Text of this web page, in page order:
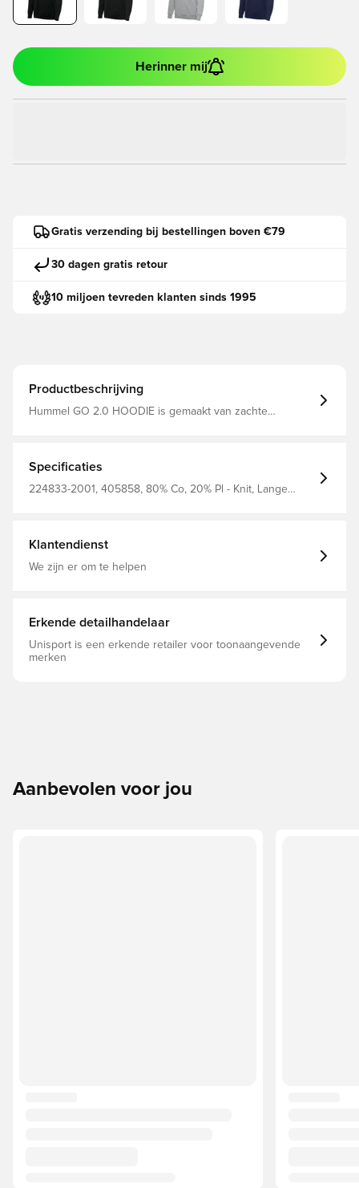
Herinner mij
Gratis verzending bij bestellingen boven €79
30 dagen gratis retour
10 miljoen tevreden klanten sinds 1995
Productbeschrijving
Hummel GO 2.0 HOODIE is gemaakt van zachte
stijl met een kangoeroezak en verstelbaar trekkoord in
de capuchon, evenals een geborduurd logo op de borst.
Zachte sweatstof Biologisch katoen en gerecycled
Specificaties
224833-2001, 405858, 80% Co, 20% Pl - Knit, Lange
Klantendienst
We zijn er om te helpen
Erkende detailhandelaar
Unisport is een erkende retailer voor toonaangevende
merken
Aanbevolen voor jou